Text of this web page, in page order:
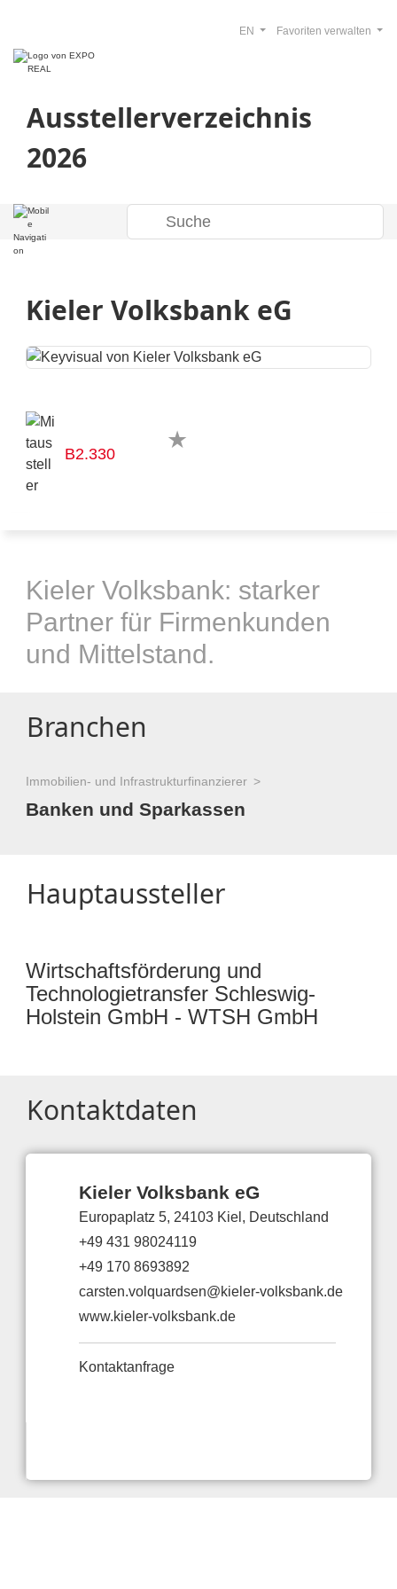
Ausstellerverzeichnis
2026
Favoriten verwalten
EN
Kieler Volksbank eG
B2.330
Kieler Volksbank: starker
Partner für Firmenkunden
und Mittelstand.
Branchen
Immobilien- und Infrastrukturfinanzierer
Banken und Sparkassen
Hauptaussteller
Wirtschaftsförderung und
Technologietransfer Schleswig-
Holstein GmbH - WTSH GmbH
Kontaktdaten
Kieler Volksbank eG
Europaplatz 5, 24103 Kiel, Deutschland
+49 431 98024119
+49 170 8693892
carsten.volquardsen@kieler-volksbank.de
www.kieler-volksbank.de
Kontaktanfrage